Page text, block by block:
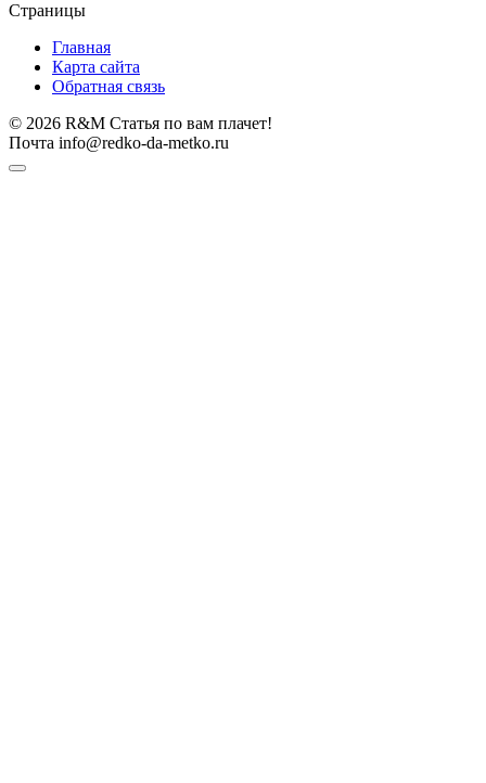
Страницы
Главная
Карта сайта
Обратная связь
© 2026 R&M Статья по вам плачет!
Почта info@redko-da-metko.ru